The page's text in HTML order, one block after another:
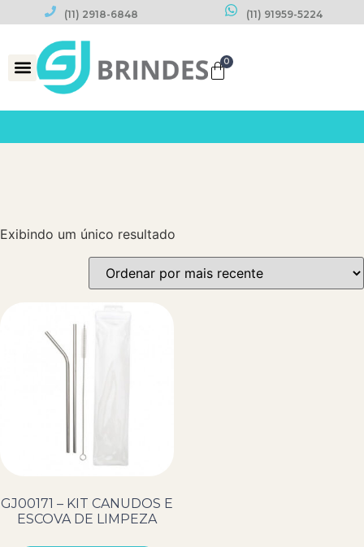
(11) 2918-6848 (11) 91959-5224
0
Exibindo um único resultado
GJ00171 – KIT CANUDOS E
ESCOVA DE LIMPEZA